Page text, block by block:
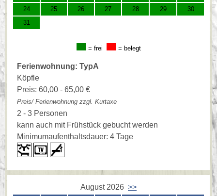
24
25 26 27 28 29
30
31
= frei = belegt
Ferienwohnung: TypA
Köpfle
Preis: 60,00 - 65,00 €
Preis/ Ferienwohnung zzgl. Kurtaxe
2 - 3 Personen
kann auch mit Frühstück gebucht werden
Minimumaufenthaltsdauer: 4 Tage
August 2026 >>